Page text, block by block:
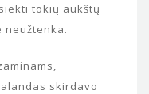
tokių aukštų
neužtenka.
skirdavo